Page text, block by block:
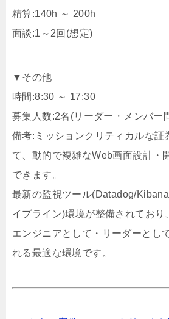
精算:140h ～ 200h
面談:1～2回(想定)
▼その他
時間:8:30 ～ 17:30
募集人数:2名(リーダー・メンバー
備考:ミッションクリティカルな証
て、動的で複雑なWeb画面設計・
できます。
最新の監視ツール(Datadog/
イプライン)環境が整備されており
エンジニアとして・リーダーとし
れる最適な環境です。